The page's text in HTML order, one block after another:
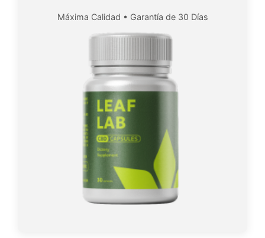
Máxima Calidad • Garantía de 30 Días